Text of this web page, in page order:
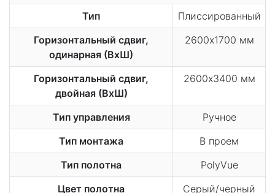
Тип
Плиссированный
Горизонтальный сдвиг,
одинарная (ВхШ)
2600х1700 мм
Горизонтальный сдвиг,
двойная (ВхШ)
2600х3400 мм
Тип управления
Ручное
Тип монтажа
В проем
Тип полотна
PolyVue
Цвет полотна
Серый/черный